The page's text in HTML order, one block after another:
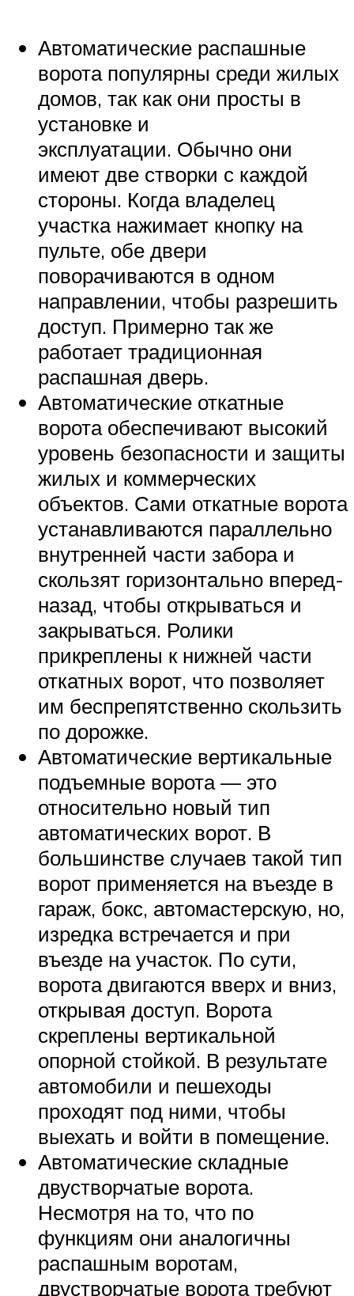
Автоматические распашные
ворота популярны среди жилых
домов, так как они просты в
установке и
эксплуатации. Обычно они
имеют две створки с каждой
стороны. Когда владелец
участка нажимает кнопку на
пульте, обе двери
поворачиваются в одном
направлении, чтобы разрешить
доступ. Примерно так же
работает традиционная
распашная дверь.
Автоматические откатные
ворота обеспечивают высокий
уровень безопасности и защиты
жилых и коммерческих
объектов. Сами откатные ворота
устанавливаются параллельно
внутренней части забора и
скользят горизонтально вперед-
назад, чтобы открываться и
закрываться. Ролики
прикреплены к нижней части
откатных ворот, что позволяет
им беспрепятственно скользить
по дорожке.
Автоматические вертикальные
подъемные ворота — это
относительно новый тип
автоматических ворот. В
большинстве случаев такой тип
ворот применяется на въезде в
гараж, бокс, автомастерскую, но,
изредка встречается и при
въезде на участок. По сути,
ворота двигаются вверх и вниз,
открывая доступ. Ворота
скреплены вертикальной
опорной стойкой. В результате
автомобили и пешеходы
проходят под ними, чтобы
выехать и войти в помещение.
Автоматические складные
двустворчатые ворота.
Несмотря на то, что по
функциям они аналогичны
распашным воротам,
двустворчатые ворота требуют